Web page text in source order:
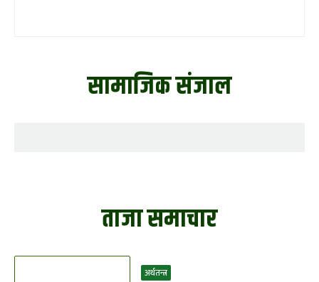
सामाजिक संजाल
ताजा समाचार
अर्थतन्त्र